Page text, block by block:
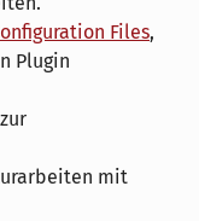
Files,
Plugin
mit